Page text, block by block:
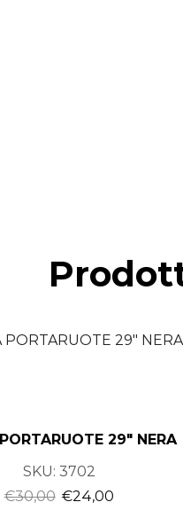
29″ NERA
SKU: 3702
€30,00 €24,00